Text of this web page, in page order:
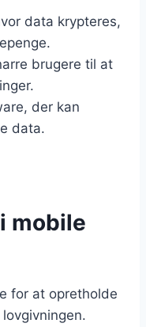
data krypteres,
brugere til at
der kan
data.
mobile
for at opretholde